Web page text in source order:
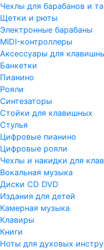
Чехлы для барабанов и
Щетки и рюты
Электронные барабаны
MIDI-контроллеры
Аксессуары для
Банкетки
Пианино
Рояли
Синтезаторы
Стойки для клавишных
Стулья
Цифровые пианино
Цифровые рояли
Чехлы и накидки для
Вокальная музыка
Диски CD DVD
Издания для детей
Камерная музыка
Клавиры
Книги
Ноты для духовых